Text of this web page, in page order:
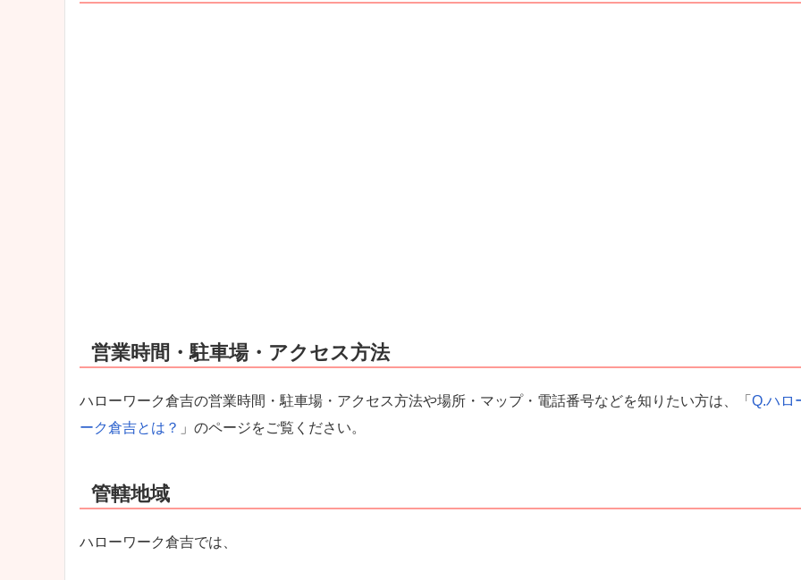
営業時間・駐車場・アクセス方法
ハローワーク倉吉の営業時間・駐車場・アクセス方法や場所・マップ・電話番号などを知りたい方は、「 Q.ハロ
ーク倉吉とは？ 」のページをご覧ください。
管轄地域
ハローワーク倉吉では、